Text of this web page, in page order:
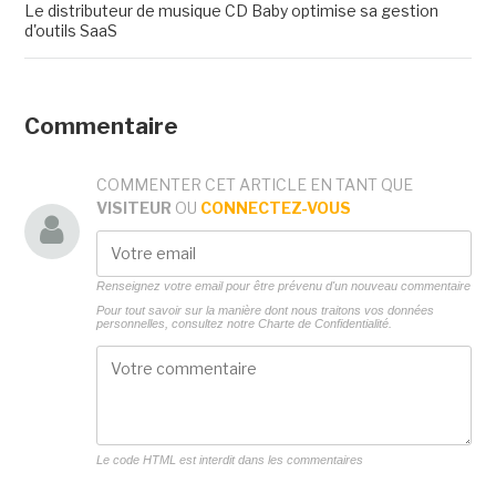
Le distributeur de musique CD Baby optimise sa gestion
d'outils SaaS
Commentaire
COMMENTER CET ARTICLE EN TANT QUE
VISITEUR OU CONNECTEZ-VOUS
Renseignez votre email pour être prévenu d'un nouveau commentaire
Pour tout savoir sur la manière dont nous traitons vos données
personnelles, consultez notre Charte de Confidentialité.
Le code HTML est interdit dans les commentaires